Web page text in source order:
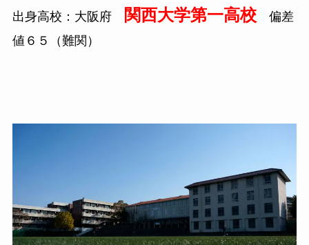
出身高校：大阪府 関西大学第一高校偏差
値６５（難関）